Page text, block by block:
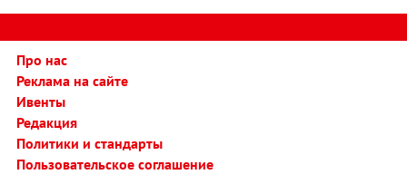
Про нас
Реклама на сайте
Ивенты
Редакция
Политики и стандарты
Пользовательское соглашение